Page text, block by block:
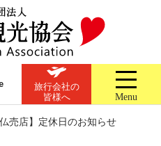
旅行会社の
皆様へ
Menu
仏売店】定休日のお知らせ